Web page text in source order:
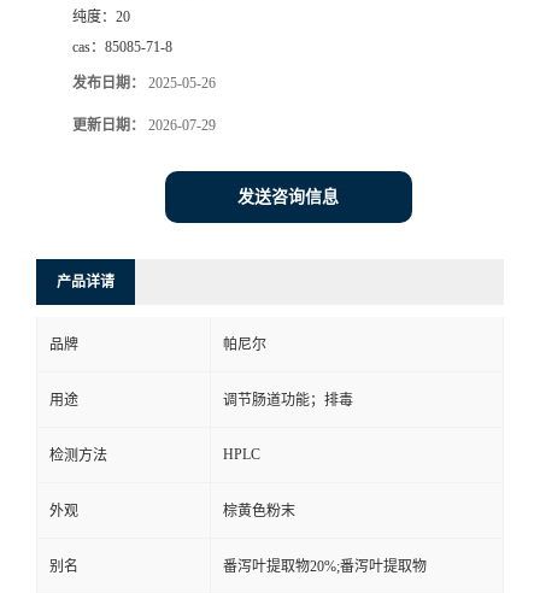
式
在
线
留
言
纯度： 20
cas： 85085-71-8
发布日期： 2025-05-26
更新日期： 2026-07-29
发送咨询信息
产品详请
品牌 帕尼尔
用途 调节肠道功能；排毒
检测方法 HPLC
外观 棕黄色粉末
别名 番泻叶提取物20%;番泻叶提取物